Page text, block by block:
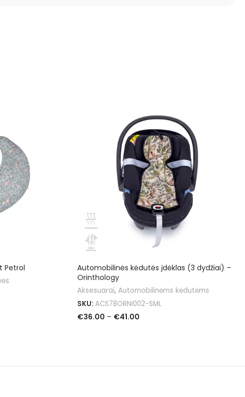
Petrol
Automobilinės kėdutės įdėklas (3 dydžiai) –
Orinthology
Aksesuarai, Automobilinėms kėdutėms
SKU: ACS78ORNI002-SML
€36.00 – €41.00